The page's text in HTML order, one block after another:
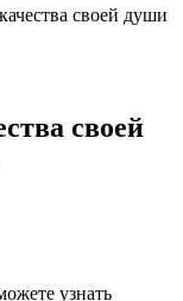
своей души
своей
узнать